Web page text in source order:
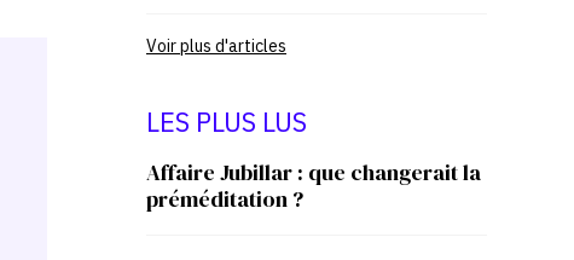
Voir plus d'articles
LES PLUS LUS
Affaire Jubillar : que changerait la
préméditation ?